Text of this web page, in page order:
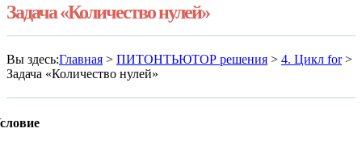
Задача «Количество нулей»
Вы здесь:Главная > ПИТОНТЬЮТОР решения > 4. Цикл for>
Задача «Количество нулей»